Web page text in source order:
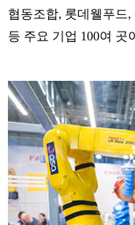
협동조합, 롯데웰푸드,
등 주요 기업 100여 곳이